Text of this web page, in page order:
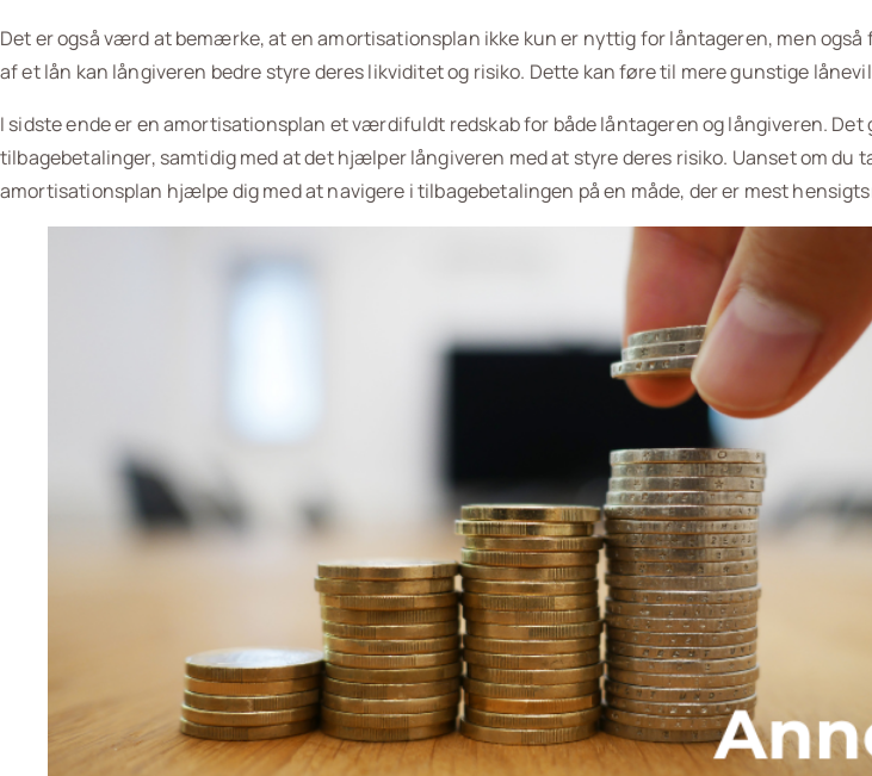
Det er også værd at bemærke, at en amortisationsplan ikke kun er nyttig for låntageren, men
af et lån kan långiveren bedre styre deres likviditet og risiko. Dette kan føre til mere gunstige
I sidste ende er en amortisationsplan et værdifuldt redskab for både låntageren og långiveren.
tilbagebetalinger, samtidig med at det hjælper långiveren med at styre deres risiko. Uanset om du
amortisationsplan hjælpe dig med at navigere i tilbagebetalingen på en måde, der er mest